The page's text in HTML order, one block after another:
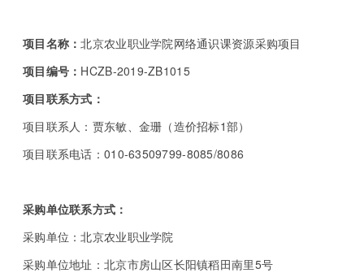
项目名称：北京农业职业学院网络通识课资源采购项目
项目编号： HCZB-2019-ZB1015
项目联系方式：
项目联系人：贾东敏、金珊（造价招标1部）
项目联系电话：010-63509799-8085/8086
采购单位联系方式：
采购单位：北京农业职业学院
采购单位地址：北京市房山区长阳镇稻田南里5号